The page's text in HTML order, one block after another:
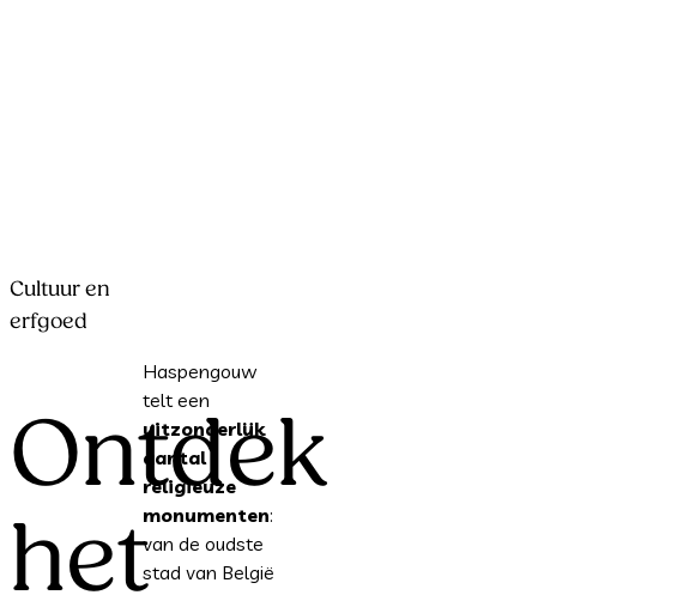
Cultuur en
erfgoed
Ontdek
het
Haspengouw
telt een
uitzonderlijk
aantal
religieuze
monumenten:
van de oudste
stad van België